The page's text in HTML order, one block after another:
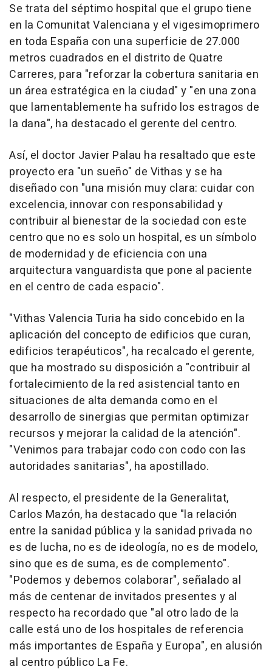
Se trata del séptimo hospital que el grupo tiene
en la Comunitat Valenciana y el vigesimoprimero
en toda España con una superficie de 27.000
metros cuadrados en el distrito de Quatre
Carreres, para "reforzar la cobertura sanitaria en
un área estratégica en la ciudad" y "en una zona
que lamentablemente ha sufrido los estragos de
la dana", ha destacado el gerente del centro.
Así, el doctor Javier Palau ha resaltado que este
proyecto era "un sueño" de Vithas y se ha
diseñado con "una misión muy clara: cuidar con
excelencia, innovar con responsabilidad y
contribuir al bienestar de la sociedad con este
centro que no es solo un hospital, es un símbolo
de modernidad y de eficiencia con una
arquitectura vanguardista que pone al paciente
en el centro de cada espacio".
"Vithas Valencia Turia ha sido concebido en la
aplicación del concepto de edificios que curan,
edificios terapéuticos", ha recalcado el gerente,
que ha mostrado su disposición a "contribuir al
fortalecimiento de la red asistencial tanto en
situaciones de alta demanda como en el
desarrollo de sinergias que permitan optimizar
recursos y mejorar la calidad de la atención".
"Venimos para trabajar codo con codo con las
autoridades sanitarias", ha apostillado.
Al respecto, el presidente de la Generalitat,
Carlos Mazón, ha destacado que "la relación
entre la sanidad pública y la sanidad privada no
es de lucha, no es de ideología, no es de modelo,
sino que es de suma, es de complemento".
"Podemos y debemos colaborar", señalado al
más de centenar de invitados presentes y al
respecto ha recordado que "al otro lado de la
calle está uno de los hospitales de referencia
más importantes de España y Europa", en alusión
al centro público La Fe.